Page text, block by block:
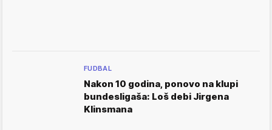
FUDBAL
Nakon 10 godina, ponovo na klupi
bundesligaša: Loš debi Jirgena
Klinsmana